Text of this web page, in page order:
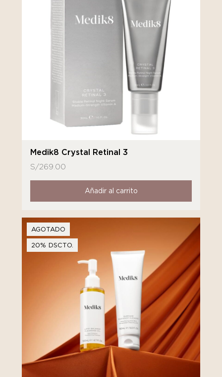
Medik8 Crystal Retinal 3
S/269.00
Añadir al carrito
AGOTADO
20% DSCTO.